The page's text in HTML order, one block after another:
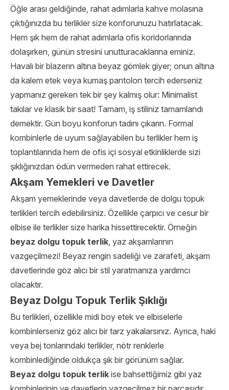
Öğle arası geldiğinde, rahat adımlarla kahve molasına
çıktığınızda bu terlikler size konforunuzu hatırlatacak.
Hem şık hem de rahat adımlarla ofis koridorlarında
dolaşırken, günün stresini unutturacaklarına eminiz.
Havalı bir blazerın altına beyaz gömlek giyer; onun altına
da kalem etek veya kumaş pantolon tercih ederseniz
yapmanız gereken tek bir şey kalmış olur: Minimalist
takılar ve klasik bir saat! Tamam, iş stiliniz tamamlandı
demektir. Gün boyu konforun tadını çıkarın. Formal
kombinlerle de uyum sağlayabilen bu terlikler hem iş
toplantılarında hem de ofis içi sosyal etkinliklerde sizi
şıklığınızdan ödün vermeden rahat ettirecek.
Akşam Yemekleri ve Davetler
Akşam yemeklerinde veya davetlerde de dolgu topuk
terlikleri tercih edebilirsiniz. Özellikle çarpıcı ve cesur bir
elbise ile terlikler size harika hissettirecektir. Örneğin
beyaz dolgu topuk terlik, yaz akşamlarının
vazgeçilmezi! Beyaz rengin sadeliği ve zarafeti, akşam
davetlerinde göz alıcı bir stil yaratmanıza yardımcı
olacaktır.
Beyaz Dolgu Topuk Terlik Şıklığı
Bu terlikleri, özellikle midi boy etek ve elbiselerle
kombinlerseniz göz alıcı bir tarz yakalarsınız. Ayrıca, haki
veya bej tonlarındaki terlikler, nötr renklerle
kombinlediğinde oldukça şık bir görünüm sağlar.
Beyaz dolgu topuk terlik ise bahsettiğimiz gibi yaz